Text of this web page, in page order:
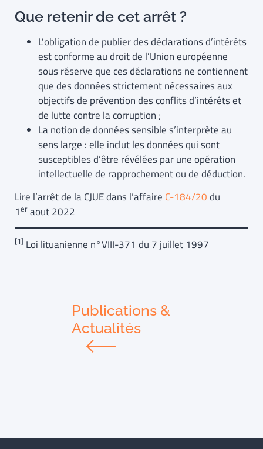
Que retenir de cet arrêt ?
L’obligation de publier des déclarations d’intérêts
est conforme au droit de l’Union européenne
sous réserve que ces déclarations ne contiennent
que des données strictement nécessaires aux
objectifs de prévention des conflits d’intérêts et
de lutte contre la corruption ;
La notion de données sensible s’interprète au
sens large : elle inclut les données qui sont
susceptibles d’être révélées par une opération
intellectuelle de rapprochement ou de déduction.
Lire l’arrêt de la CJUE dans l’affaire C-184/20du
1er aout 2022
[1] Loi lituanienne n°VIII-371 du 7 juillet 1997
Publications &
Actualités